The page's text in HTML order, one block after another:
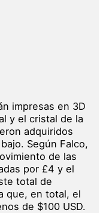
impresas en 3D
y el cristal de la
adquiridos
Según Falco,
de las
por £4 y el
total de
que, en total, el
de $100 USD.